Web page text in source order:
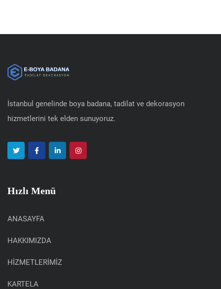
İstanbul genelinde boya badana, tadilat ve dekorasyon
hizmetlerini tek elden sunuyoruz.
Hızlı Menü
ANASAYFA
HAKKIMIZDA
HİZMETLERİMİZ
KARTELA